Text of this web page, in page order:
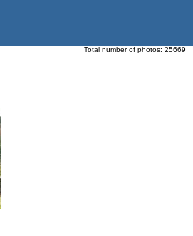
Total number of photos: 25669